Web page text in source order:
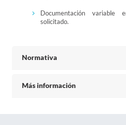
Documentación variable
solicitado.
Normativa
Más información